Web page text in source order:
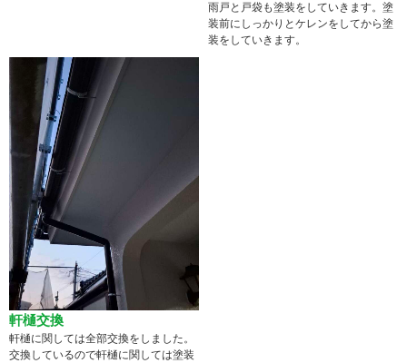
雨戸と戸袋も塗装をしていきます。塗
装前にしっかりとケレンをしてから塗
装をしていきます。
軒樋交換
軒樋に関しては全部交換をしました。
交換しているので軒樋に関しては塗装